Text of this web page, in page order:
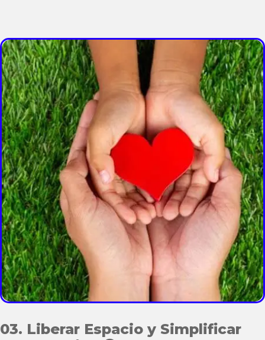
03. Liberar Espacio y Simplificar